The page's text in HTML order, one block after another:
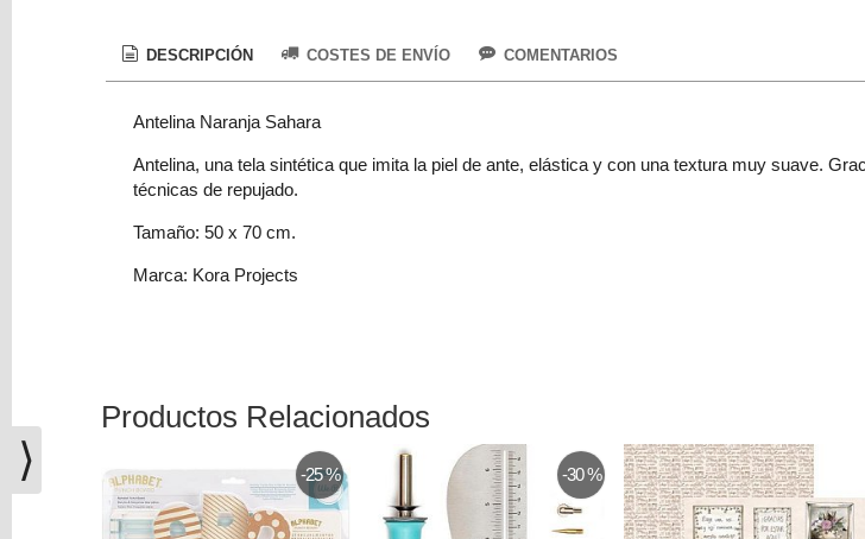
Marcas
compra
DESCRIPCIÓN COSTES DE ENVÍO COMENTARIOS
Antelina Naranja Sahara
Antelina, una tela sintética que imita la piel de ante, elástica y con una textura muy suave.
técnicas de repujado.
Tamaño: 50 x 70 cm.
Marca: Kora Projects
Productos Relacionados
-25 % -30 %
⟩